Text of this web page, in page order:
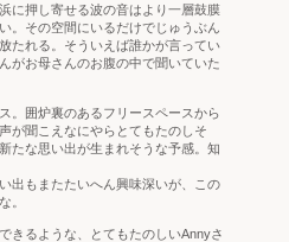
に押し寄せる波の音はより一層鼓膜
。その空間にいるだけでじゅうぶん
たれる。そういえば誰かが言ってい
がお母さんのお腹の中で聞いていた
。囲炉裏のあるフリースペースから
が聞こえなにやらとてもたのしそ
たな思い出が生まれそうな予感。知
出もまたたいへん興味深いが、この
。
きるような、とてもたのしいAnnyさ